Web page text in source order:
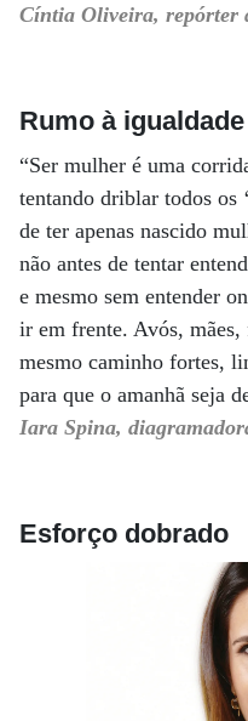
Cíntia Oliveira, repórter
Rumo à igualdade
“Ser mulher é uma
tentando driblar todos os
de ter apenas nascido
não antes de tentar
e mesmo sem entender
ir em frente. Avós, mães,
mesmo caminho fortes,
para que o amanhã seja
Iara Spina,
Esforço dobrado